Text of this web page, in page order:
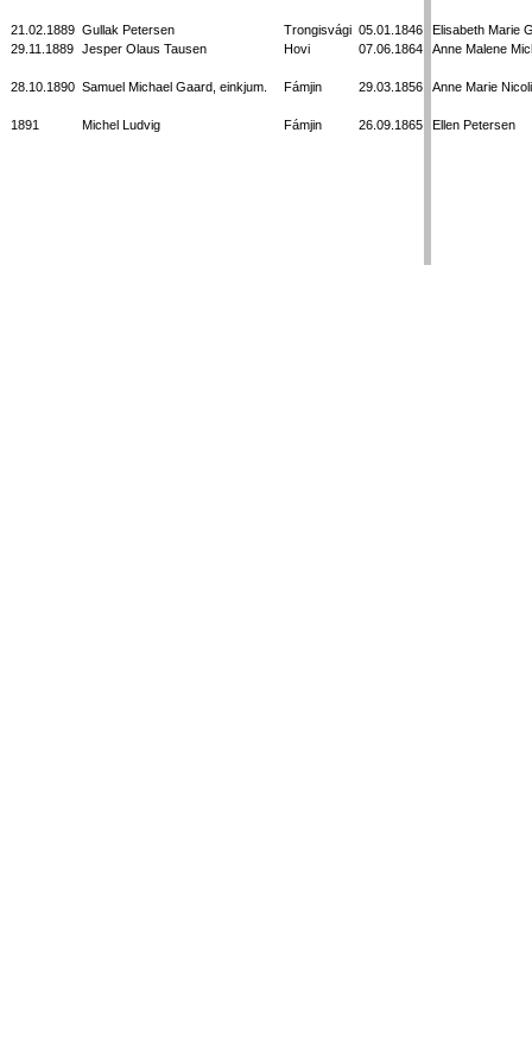
21.02.1889 Gullak Petersen Trongisvági 05.01.1846
Elisabeth Marie
29.11.1889 Jesper Olaus Tausen Hovi 07.06.1864 Anne Malene
28.10.1890 Samuel Michael Gaard, einkjum. Fámjin 29.03.1856 Anne Marie
1891 Michel Ludvig Fámjin 26.09.1865 Ellen Petersen